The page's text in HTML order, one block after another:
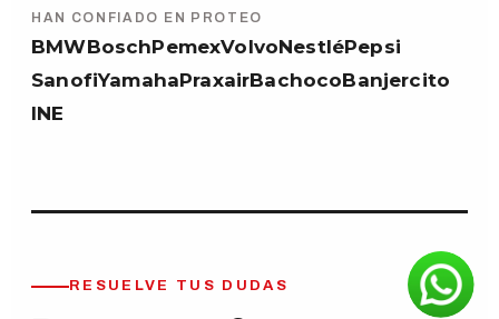
HAN CONFIADO EN PROTEO
BMWBoschPemexVolvoNestléPepsi
SanofiYamahaPraxairBachocoBanjercito
INE
RESUELVE TUS DUDAS